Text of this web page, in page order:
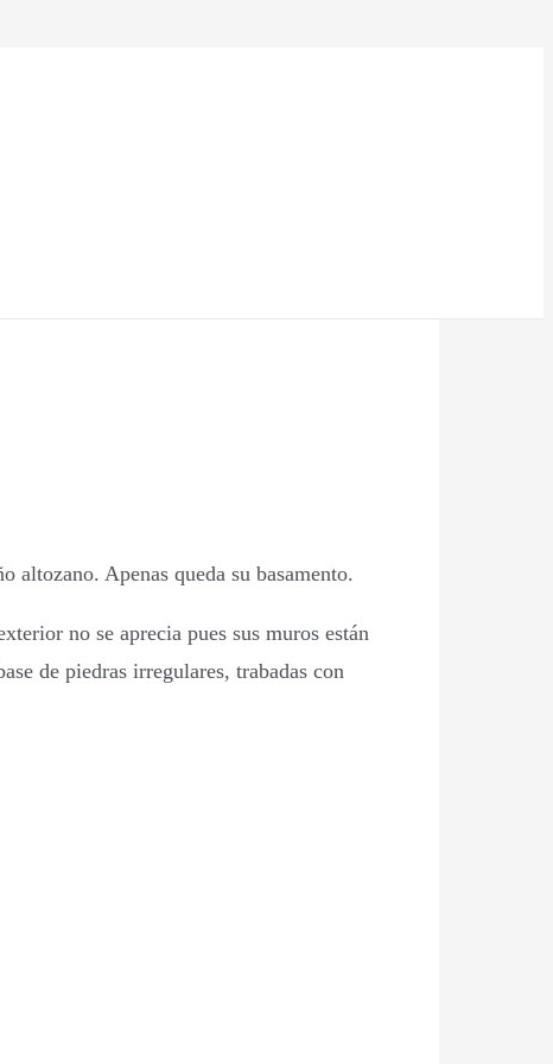
altozano. Apenas queda su basamento.
no se aprecia pues sus muros están
de piedras irregulares, trabadas con